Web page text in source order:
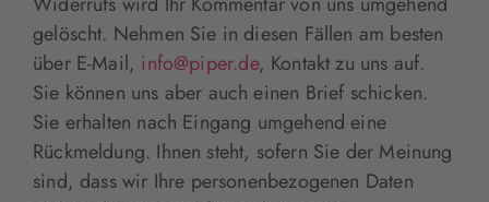
gelöscht. Nehmen Sie in diesen Fällen am besten
über E-Mail, info@piper.de, Kontakt zu uns auf.
Sie können uns aber auch einen Brief schicken.
Sie erhalten nach Eingang umgehend eine
Rückmeldung. Ihnen steht, sofern Sie der Meinung
sind, dass wir Ihre personenbezogenen Daten